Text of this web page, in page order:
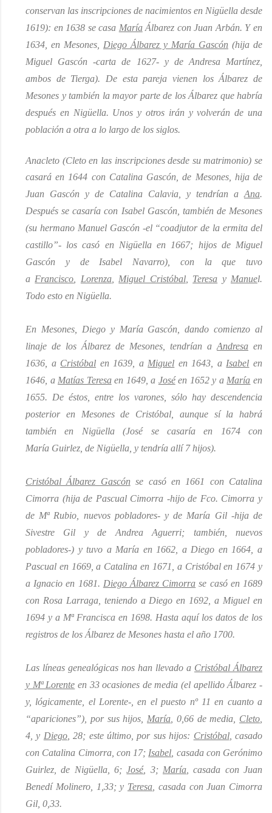
conservan las inscripciones de nacimientos en Nigüella desde
1619): en 1638 se casa MaríaÁlbarez con Juan Arbán. Y en
1634, en Mesones, Diego Álbarez y María Gascón (hija de
Miguel Gascón -carta de 1627- y de Andresa Martínez
ambos de Tierga). De esta pareja vienen los Álbarez de
Mesones y también la mayor parte de los Álbarez que habría
después en Nigüella. Unos y otros irán y volverán de una
población a otra a lo largo de los siglos.
Anacleto (Cleto en las inscripciones desde su matrimonio) se
casará en 1644 con Catalina Gascón, de Mesones, hija de
Juan Gascón y de Catalina Calavia, y tendrían a Ana.
Después se casaría con Isabel Gascón, también de Mesones
(su hermano Manuel Gascón -el “coadjutor de la ermita del
castillo”- los casó en Nigüella en 1667; hijos de Miguel
Gascón y de Isabel Navarro), con la que tuvo
a Francisco Lorenza, Miguel Cristóbal, Teresa y Manuel.
Todo esto en Nigüella.
En Mesones, Diego y María Gascón, dando comienzo al
linaje de los Álbarez de Mesones, tendrían a Andresa en
1636, a Cristóbal en 1639, a Miguel en 1643, a Isabel en
1646, a Matías Teresaen 1649, a Joséen 1652 y a María en
1655. De éstos, entre los varones, sólo hay descendencia
posterior en Mesones de Cristóbal, aunque sí la habrá
también en Nigüella (José se casaría en 1674 con
María Guirlez, de Nigüella, y tendría allí 7 hijos).
Cristóbal Álbarez Gascón se casó en 1661 con Catalina
Cimorra (hija de Pascual Cimorra -hijo de Fco. Cimorra y
de Mª Rubio, nuevos pobladores- y de María Gil -hija de
Sivestre Gil y de Andrea Aguerri; también, nuevos
pobladores-) y tuvo a María en 1662, a Diego en 1664, a
Pascual en 1669, a Catalina en 1671, a Cristóbal en 1674 y
a Ignacio en 1681. Diego Álbarez Cimorra se casó en 1689
con Rosa Larraga, teniendo a Diego en 1692, a Miguel en
1694 y a Mª Francisca en 1698. Hasta aquí los datos de los
registros de los Álbarez de Mesones hasta el año 1700.
Las líneas genealógicas nos han llevado a Cristóbal Álbarez
y Mª Lorente en 33 ocasiones de media (el apellido Álbarez -
y, lógicamente, el Lorente- ,en el puesto nº 11 en cuanto a
“apariciones”) , por sus hijos, María , 0,66 de media, Cleto
4, y Diego, 28; este último, por sus hijos: Cristóbal, casado
con Catalina Cimorra, con 17; Isabel , casada con Gerónimo
Guirlez, de Nigüella, 6;José, 3; María , casada con Juan
Benedí Molinero, 1,33; y Teresa , casada con Juan Cimorra
Gil, 0,33.